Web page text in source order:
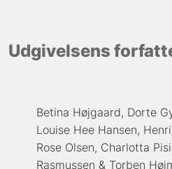
Udgivelsens
Betina Højgaard Dorte
Louise Hee Hansen
Rose Olsen Charlotta
Rasmussen
Torben